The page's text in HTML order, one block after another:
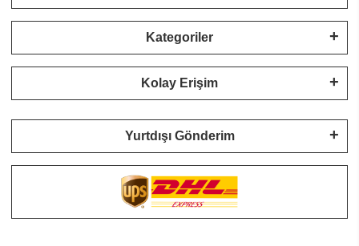
Kategoriler
Kolay Erişim
Yurtdışı Gönderim